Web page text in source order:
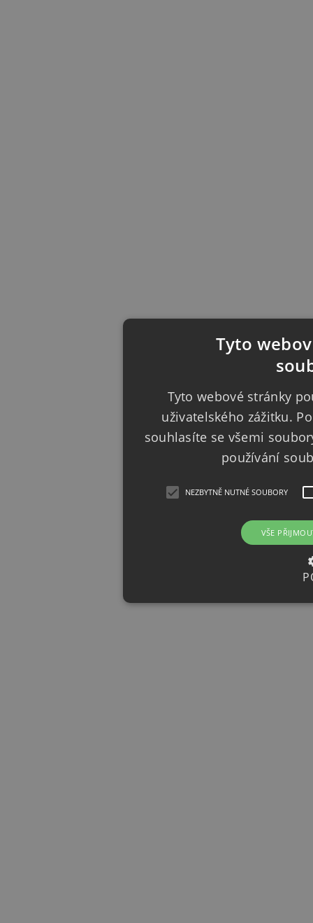
Tyto
Tyto webové stránky
uživatelského zážitku.
souhlasíte se všemi
používání
NEZBYTNĚ NUTNÉ SOUBORY
VŠE